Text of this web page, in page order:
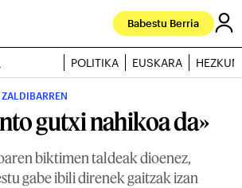
Babestu Berria
POLITIKA EUSKARA
gutxi nahikoa da»
biktimen taldeak dioenez,
gabe ibili direnek gaitzak izan